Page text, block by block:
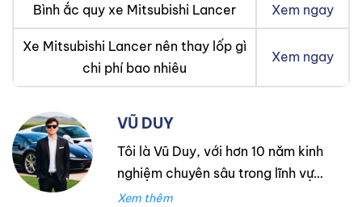
Bình ắc quy xe Mitsubishi Lancer Xem ngay
Xe Mitsubishi Lancer nên thay lốp gì
chi phí bao nhiêu
Xem ngay
VŨ DUY
Tôi là Vũ Duy, với hơn 10 năm kinh
nghiệm chuyên sâu trong lĩnh vực
lốp xe. Trong suốt thời gian đó,